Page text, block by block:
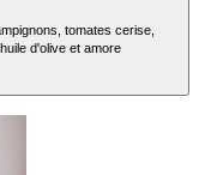
tomates cerise,
d'olive et amore